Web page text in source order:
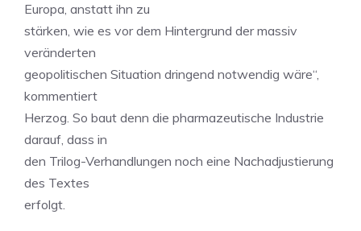
Europa, anstatt ihn zu
stärken, wie es vor dem Hintergrund der massiv
veränderten
geopolitischen Situation dringend notwendig wäre“,
kommentiert
Herzog. So baut denn die pharmazeutische Industrie
darauf, dass in
den Trilog-Verhandlungen noch eine Nachadjustierung
des Textes
erfolgt.